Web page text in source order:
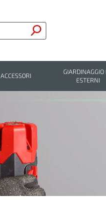
ACCESSORI
GIARDINAGGIO
ESTERNI